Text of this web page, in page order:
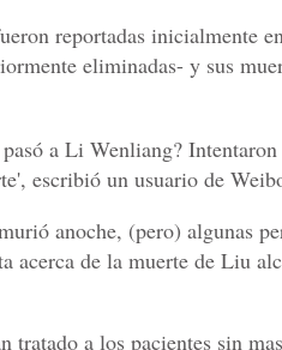
reportadas inicialmente
eliminadas- y sus
a Li Wenliang?
escribió un usuario de
anoche, (pero) algunas
acerca de la muerte de Liu
tratado a los pacientes sin